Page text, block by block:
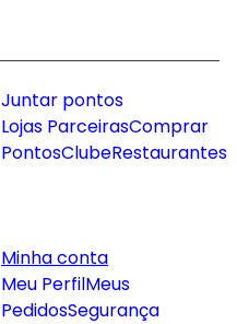
Juntar pontos
Lojas ParceirasComprar
PontosClubeRestaurantes
Minha conta
Meu PerfilMeus
PedidosSegurança